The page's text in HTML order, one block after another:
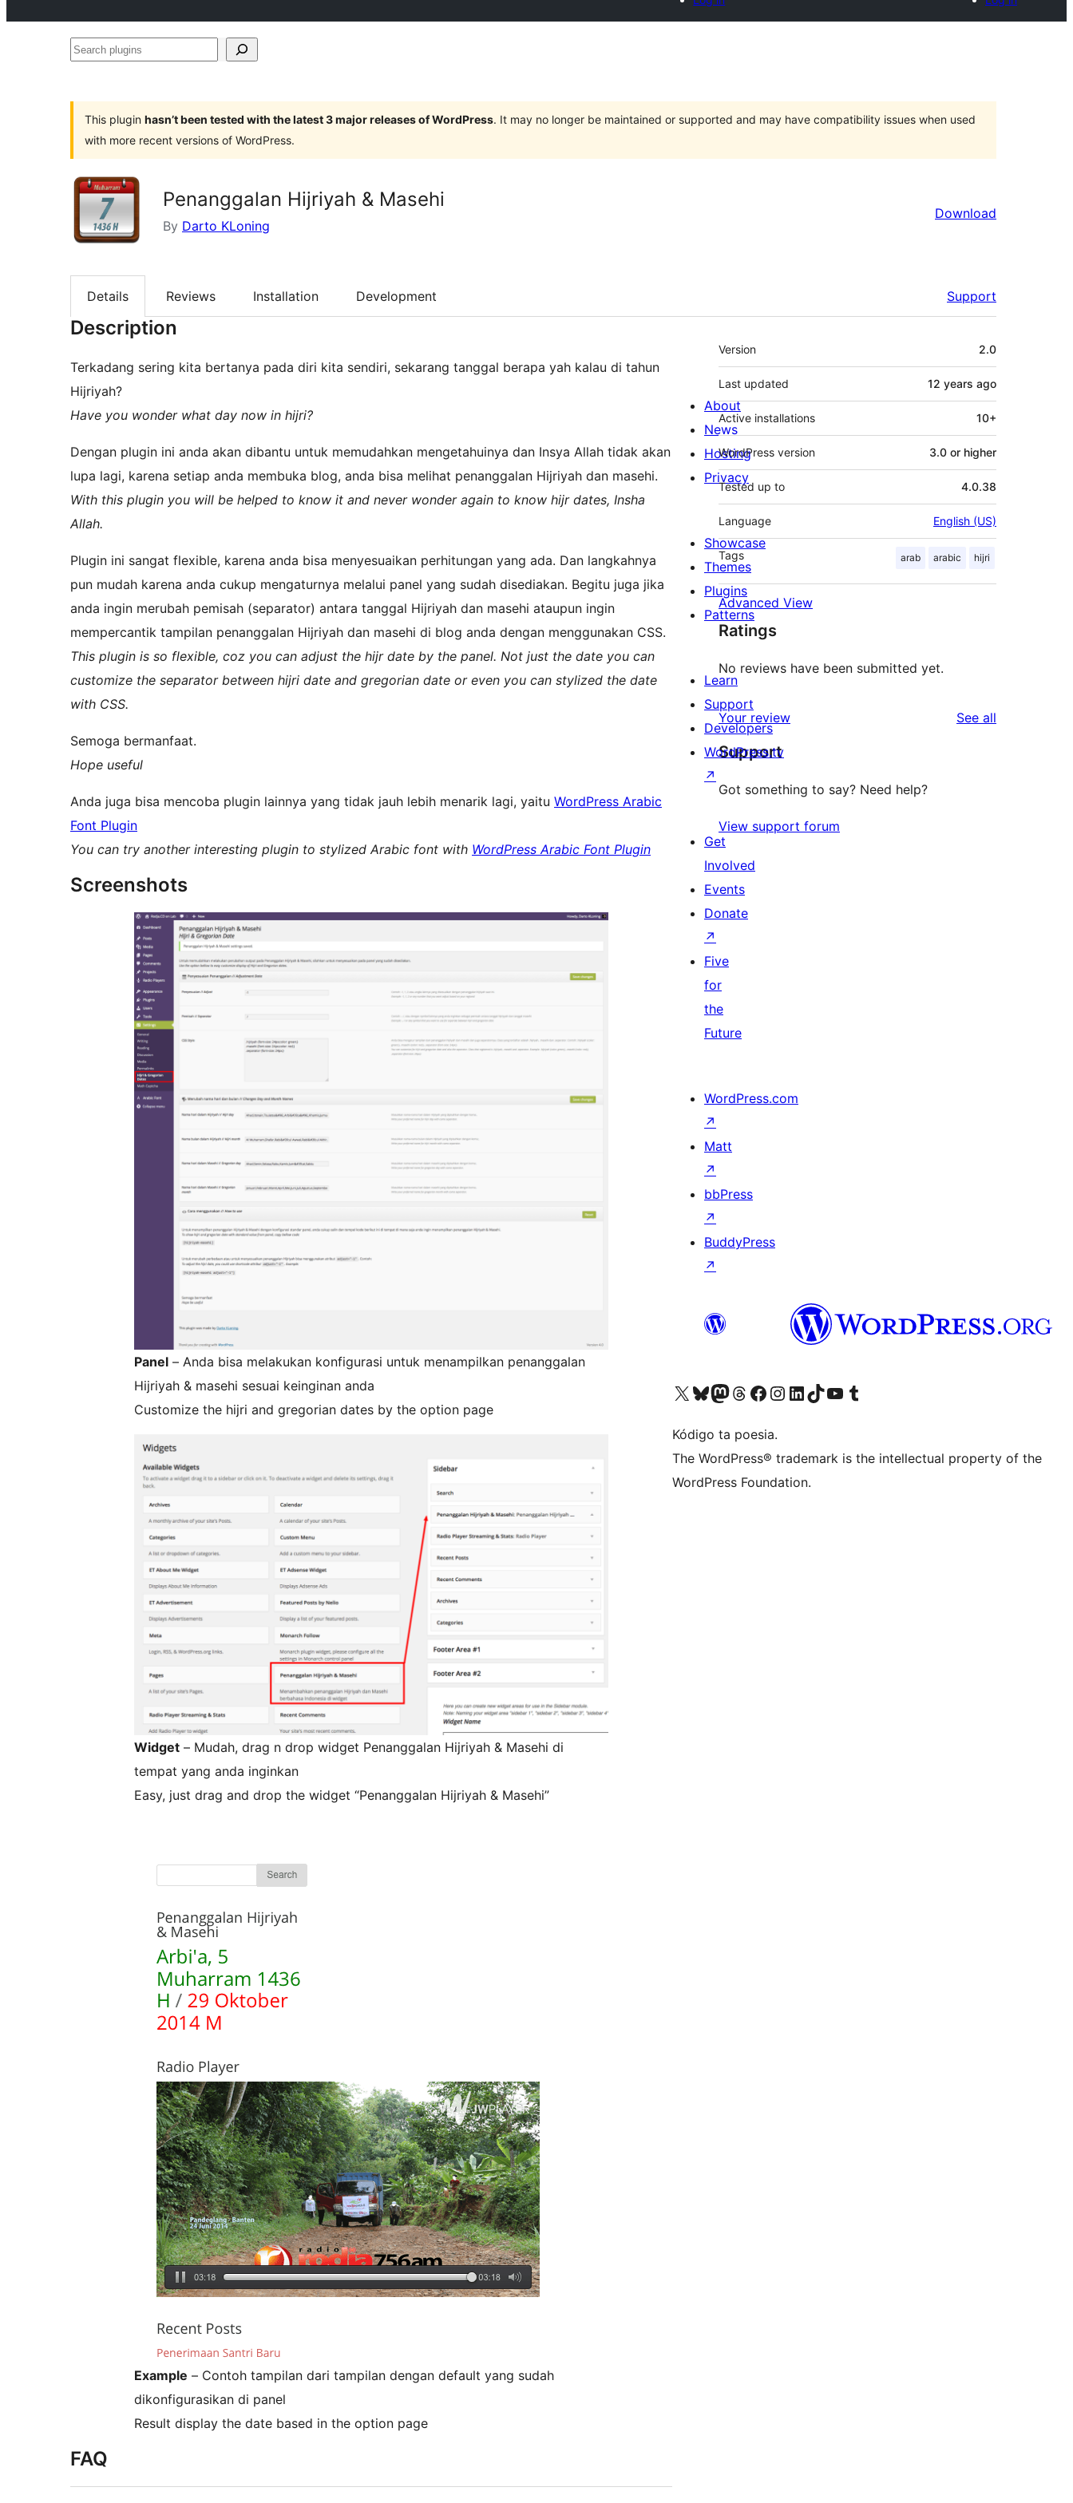
Search
This plugin hasn’t been tested with the latest 3 major releases of WordPress. It may no longer be maintained or supported and may have compatibility issues when used
with more recent versions of WordPress.
Penanggalan Hijriyah & Masehi
By Darto KLoning
Download
Details Reviews Installation Development Support
Description
Terkadang sering kita bertanya pada diri kita sendiri, sekarang tanggal berapa yah kalau di tahun
Hijriyah?
Have you wonder what day now in hijri?
Dengan plugin ini anda akan dibantu untuk memudahkan mengetahuinya dan Insya Allah tidak akan
lupa lagi, karena setiap anda membuka blog, anda bisa melihat penanggalan Hijriyah dan masehi.
With this plugin you will be helped to know it and never wonder again to know hijr dates, Insha
Allah.
Plugin ini sangat flexible, karena anda bisa menyesuaikan perhitungan yang ada. Dan langkahnya
pun mudah karena anda cukup mengaturnya melalui panel yang sudah disediakan. Begitu juga jika
anda ingin merubah pemisah (separator) antara tanggal Hijriyah dan masehi ataupun ingin
mempercantik tampilan penanggalan Hijriyah dan masehi di blog anda dengan menggunakan CSS.
This plugin is so flexible, coz you can adjust the hijr date by the panel. Not just the date you can
customize the separator between hijri date and gregorian date or even you can stylized the date
with CSS.
Semoga bermanfaat.
Hope useful
Anda juga bisa mencoba plugin lainnya yang tidak jauh lebih menarik lagi, yaitu WordPress Arabic
Font Plugin
You can try another interesting plugin to stylized Arabic font with WordPress Arabic Font Plugin
Screenshots
Panel – Anda bisa melakukan konfigurasi untuk menampilkan penanggalan
Hijriyah & masehi sesuai keinginan anda
Customize the hijri and gregorian dates by the option page
Widget – Mudah, drag n drop widget Penanggalan Hijriyah & Masehi di
tempat yang anda inginkan
Easy, just drag and drop the widget “Penanggalan Hijriyah & Masehi”
Example – Contoh tampilan dari tampilan dengan default yang sudah
dikonfigurasikan di panel
Result display the date based in the option page
FAQ
Meta
Version 2.0
Last updated 12 years ago
Active installations 10+
WordPress version 3.0 or higher
Tested up to 4.0.38
Language English (US)
Tags arab arabic hijri
Advanced View
Ratings
No reviews have been submitted yet.
Your review See all
Support
Got something to say? Need help?
View support forum
About
News
Hosting
Privacy
Showcase
Themes
Plugins
Patterns
Learn
Support
Developers
WordPress.tv
↗
Get
Involved
Events
Donate
↗
Five
for
the
Future
WordPress.com
↗
Matt
↗
bbPress
↗
BuddyPress
↗
Visit our X (formerly Twitter) account
Visit our Bluesky account
Visit our Mastodon account
Visit our Threads account
Visit our Facebook page
Visit our Instagram account
Visit our LinkedIn account
Visit our TikTok account
Visit our YouTube channel
Visit our Tumblr account
Kódigo ta poesia.
The WordPress® trademark is the intellectual property of the
WordPress Foundation.